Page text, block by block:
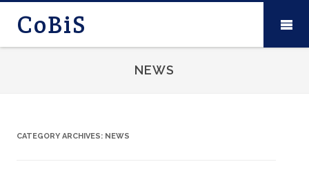
CoBiS
NEWS
CATEGORY ARCHIVES: NEWS